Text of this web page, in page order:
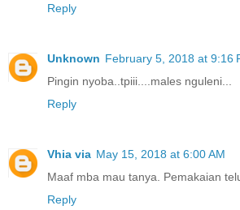
Reply
Unknown February 5, 2018 at 9:16
Pingin nyoba..tpiii....males nguleni...
Reply
Vhia via May 15, 2018 at 6:00 AM
Maaf mba mau tanya. Pemakaian
Reply